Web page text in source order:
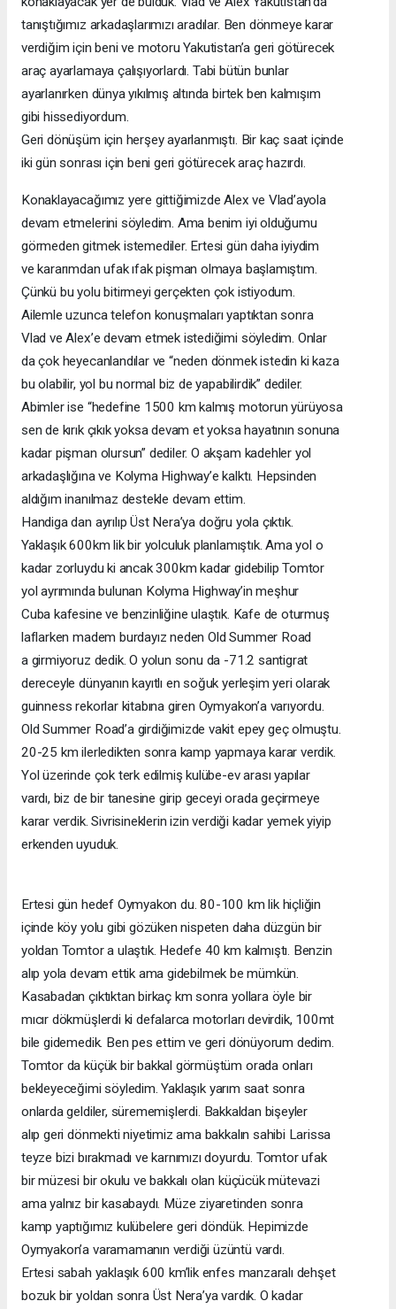
tanıştığımız arkadaşlarımızı aradılar. Ben dönmeye karar
verdiğim için beni ve motoru Yakutistan’a geri götürecek
araç ayarlamaya çalışıyorlardı. Tabi bütün bunlar
ayarlanırken dünya yıkılmış altında birtek ben kalmışım
gibi hissediyordum.
Geri dönüşüm için herşey ayarlanmıştı. Bir kaç saat içinde
iki gün sonrası için beni geri götürecek araç hazırdı.
Konaklayacağımız yere gittiğimizde Alex ve Vlad’ayola
devam etmelerini söyledim. Ama benim iyi olduğumu
görmeden gitmek istemediler. Ertesi gün daha iyiydim
ve kararımdan ufak ıfak pişman olmaya başlamıştım.
Çünkü bu yolu bitirmeyi gerçekten çok istiyodum.
Ailemle uzunca telefon konuşmaları yaptıktan sonra
Vlad ve Alex’e devam etmek istediğimi söyledim. Onlar
da çok heyecanlandılar ve “neden dönmek istedin ki kaza
bu olabilir, yol bu normal biz de yapabilirdik” dediler.
Abimler ise “hedefine 1500 km kalmış motorun yürüyosa
sen de kırık çıkık yoksa devam et yoksa hayatının sonuna
kadar pişman olursun” dediler. O akşam kadehler yol
arkadaşlığına ve Kolyma Highway’e kalktı. Hepsinden
aldığım inanılmaz destekle devam ettim.
Handiga dan ayrılıp Üst Nera’ya doğru yola çıktık.
Yaklaşık 600km lik bir yolculuk planlamıştık. Ama yol o
kadar zorluydu ki ancak 300km kadar gidebilip Tomtor
yol ayrımında bulunan Kolyma Highway’in meşhur
Cuba kafesine ve benzinliğine ulaştık. Kafe de oturmuş
laflarken madem burdayız neden Old Summer Road
a girmiyoruz dedik. O yolun sonu da -71.2 santigrat
dereceyle dünyanın kayıtlı en soğuk yerleşim yeri olarak
guinness rekorlar kitabına giren Oymyakon’a varıyordu.
Old Summer Road’a girdiğimizde vakit epey geç olmuştu.
20-25 km ilerledikten sonra kamp yapmaya karar verdik.
Yol üzerinde çok terk edilmiş kulübe-ev arası yapılar
vardı, biz de bir tanesine girip geceyi orada geçirmeye
karar verdik. Sivrisineklerin izin verdiği kadar yemek yiyip
erkenden uyuduk.
Ertesi gün hedef Oymyakon du. 80-100 km lik hiçliğin
içinde köy yolu gibi gözüken nispeten daha düzgün bir
yoldan Tomtor a ulaştık. Hedefe 40 km kalmıştı. Benzin
alıp yola devam ettik ama gidebilmek be mümkün.
Kasabadan çıktıktan birkaç km sonra yollara öyle bir
mıcır dökmüşlerdi ki defalarca motorları devirdik, 100mt
bile gidemedik. Ben pes ettim ve geri dönüyorum dedim.
Tomtor da küçük bir bakkal görmüştüm orada onları
bekleyeceğimi söyledim. Yaklaşık yarım saat sonra
onlarda geldiler, sürememişlerdi. Bakkaldan bişeyler
alıp geri dönmekti niyetimiz ama bakkalın sahibi Larissa
teyze bizi bırakmadı ve karnımızı doyurdu. Tomtor ufak
bir müzesi bir okulu ve bakkalı olan küçücük mütevazi
ama yalnız bir kasabaydı. Müze ziyaretinden sonra
kamp yaptığımız kulübelere geri döndük. Hepimizde
Oymyakon’a varamamanın verdiği üzüntü vardı.
Ertesi sabah yaklaşık 600 km’lik enfes manzaralı dehşet
bozuk bir yoldan sonra Üst Nera’ya vardık. O kadar